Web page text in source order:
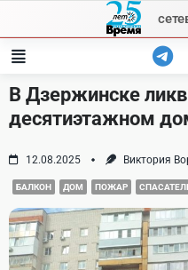
content
В Дзержинске
десятиэтажном
12.08.2025 Виктория
БАЛКОН ДОМ ПОЖАР